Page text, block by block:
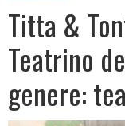
Titta &
Teatrino
genere: